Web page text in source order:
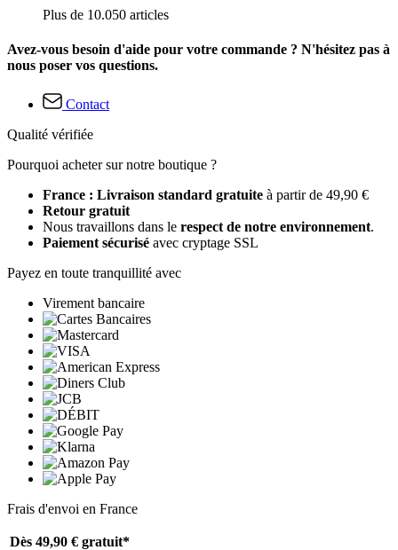
Plus de 10.050 articles
Avez-vous besoin d'aide pour votre commande ? N'hésitez pas à
nous poser vos questions.
Contact
Qualité vérifiée
Pourquoi acheter sur notre boutique ?
France : Livraison standard gratuite à partir de 49,90 €
Retour gratuit
Nous travaillons dans le respect de notre environnement.
Paiement sécurisé avec cryptage SSL
Payez en toute tranquillité avec
Virement bancaire
Frais d'envoi en France
Dès 49,90 € gratuit*